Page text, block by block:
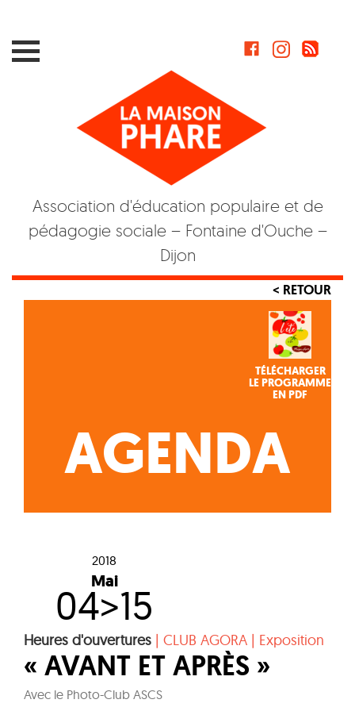
Association d'éducation populaire et de
pédagogie sociale – Fontaine d'Ouche –
Dijon
< RETOUR
TÉLÉCHARGER
LE PROGRAMME
EN PDF
AGENDA
2018
Mai
04>15
Heures d'ouvertures | CLUB AGORA | Exposition
« AVANT ET APRÈS »
Avec le Photo-Club ASCS